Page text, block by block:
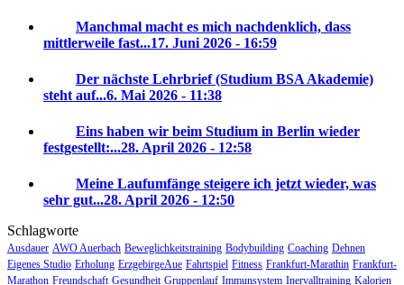
Manchmal macht es mich nachdenklich, dass
mittlerweile fast...17. Juni 2026 - 16:59
Der nächste Lehrbrief (Studium BSA Akademie)
steht auf...6. Mai 2026 - 11:38
Eins haben wir beim Studium in Berlin wieder
festgestellt:...28. April 2026 - 12:58
Meine Laufumfänge steigere ich jetzt wieder, was
sehr gut...28. April 2026 - 12:50
Schlagworte
Ausdauer AWO Auerbach Beweglichkeitstraining Bodybuilding Coaching Dehnen
Eigenes Studio Erholung ErzgebirgeAue Fahrtspiel Fitness Frankfurt-Marathin Frankfurt-
Marathon Freundschaft Gesundheit Gruppenlauf Immunsystem Inervalltraining Kalorien